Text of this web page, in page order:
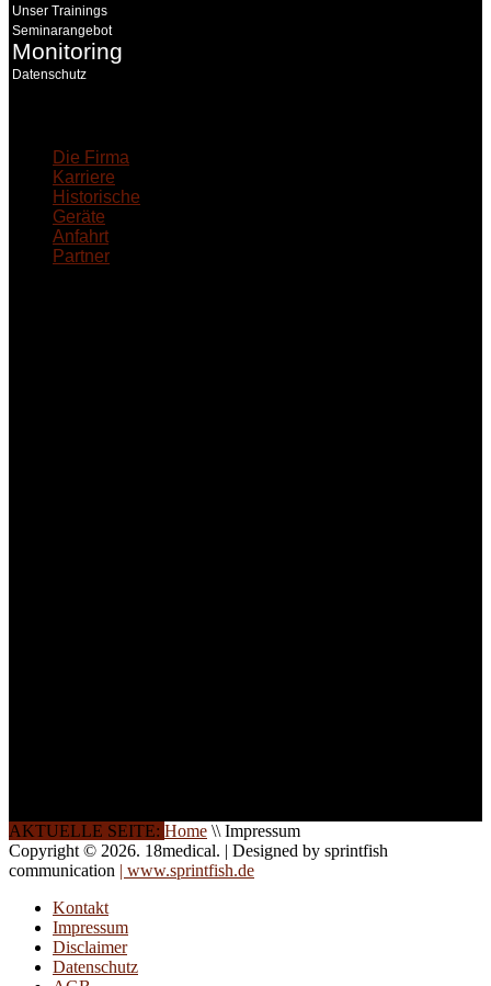
Unser Trainings
Seminarangebot
Monitoring
Datenschutz
Die Firma
Karriere
Historische
Geräte
Anfahrt
Partner
AKTUELLE SEITE: Home \\ Impressum
Copyright © 2026. 18medical. | Designed by sprintfish
communication | www.sprintfish.de
Kontakt
Impressum
Disclaimer
Datenschutz